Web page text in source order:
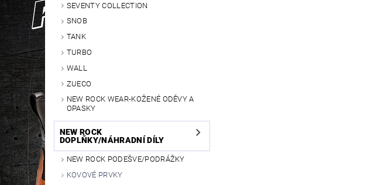
SEVENTY COLLECTION
SNOB
TANK
TURBO
WALL
ZUECO
NEW ROCK WEAR-KOŽENÉ ODĚVY A
OPASKY
NEW ROCK
DOPLŇKY/NÁHRADNÍ DÍLY
NEW ROCK PODEŠVE/PODRÁŽKY
KOVOVÉ PRVKY